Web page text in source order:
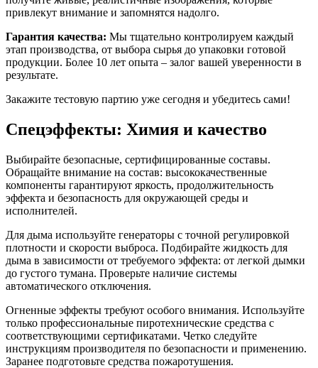
привлекут внимание и запомнятся надолго.
Гарантия качества: Мы тщательно контролируем каждый
этап производства, от выбора сырья до упаковки готовой
продукции. Более 10 лет опыта – залог вашей уверенности в
результате.
Закажите тестовую партию уже сегодня и убедитесь сами!
Спецэффекты: Химия и качество
Выбирайте безопасные, сертифицированные составы.
Обращайте внимание на состав: высококачественные
компоненты гарантируют яркость, продолжительность
эффекта и безопасность для окружающей среды и
исполнителей.
Для дыма используйте генераторы с точной регулировкой
плотности и скорости выброса. Подбирайте жидкость для
дыма в зависимости от требуемого эффекта: от легкой дымки
до густого тумана. Проверьте наличие системы
автоматического отключения.
Огненные эффекты требуют особого внимания. Используйте
только профессиональные пиротехнические средства с
соответствующими сертификатами. Четко следуйте
инструкциям производителя по безопасности и применению.
Заранее подготовьте средства пожаротушения.